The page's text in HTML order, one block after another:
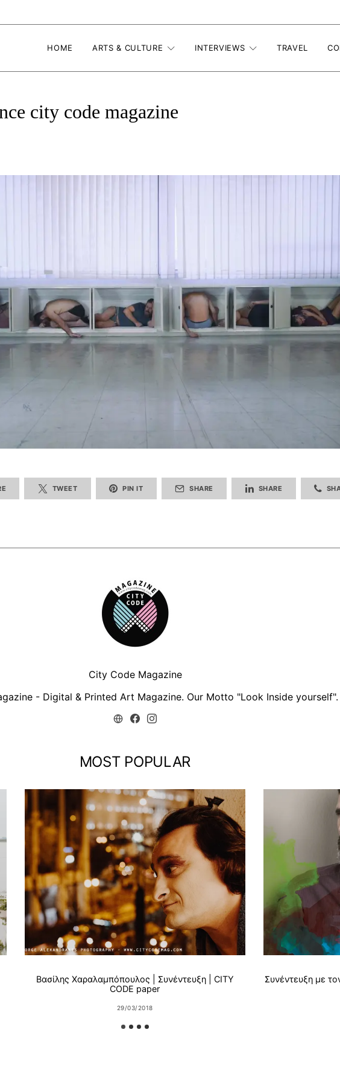
HOME ARTS & CULTURE INTERVIEWS TRAVEL
city code magazine
TWEET PIN IT SHARE SHARE
City Code Magazine
- Digital & Printed Art Magazine. Our Motto "Look Inside yourself".
MOST POPULAR
Βασίλης Χαραλαμπόπουλος | Συνέντευξη | CITY
CODE paper
29/03/2018
Συνέντευξη με